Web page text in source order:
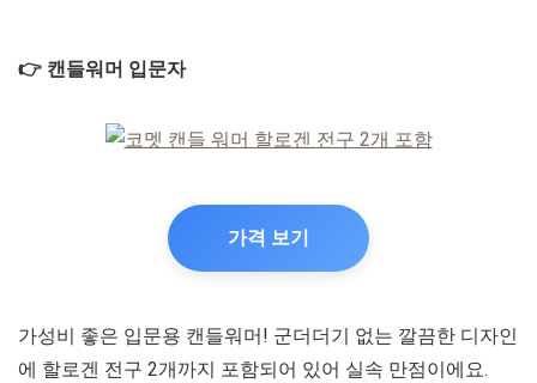
👉 캔들워머 입문자
가격 보기
가성비 좋은 입문용 캔들워머! 군더더기 없는 깔끔한 디자인
에 할로겐 전구 2개까지 포함되어 있어 실속 만점이에요.